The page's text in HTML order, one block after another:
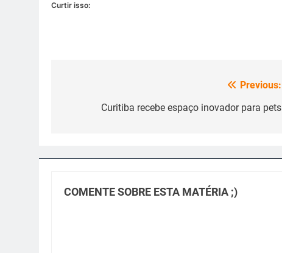
Curtir isso:
Previous:
Curitiba recebe espaço inovador para pets
COMENTE SOBRE ESTA MATÉRIA ;)